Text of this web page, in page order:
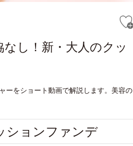
し！新・大人のクッ
ーをショート動画で解説します。美容の
ションファンデ